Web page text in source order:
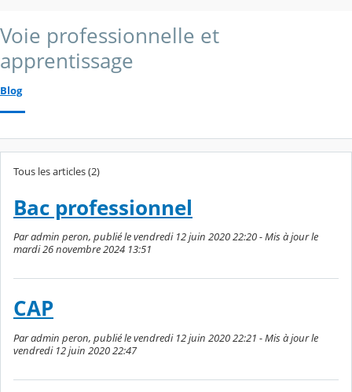
Voie professionnelle et
apprentissage
Blog
Tous les articles (2)
Bac professionnel
Par admin peron, publié le vendredi 12 juin 2020 22:20 - Mis à jour le
mardi 26 novembre 2024 13:51
CAP
Par admin peron, publié le vendredi 12 juin 2020 22:21 - Mis à jour le
vendredi 12 juin 2020 22:47